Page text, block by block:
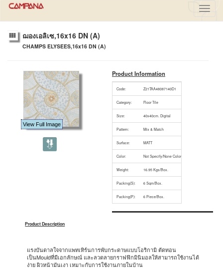
ฌองเอลิเซ,16x16 DN (A)
CHAMPS ELYSEES,16x16 DN (A)
Product Information
Code: Z21TAA48087140D1
Category: Floor Tile
Size: 40x40cm. Digital
Pattern: Mix & Match
Surface: MATT
Color: Not Specify/None Color
Weight: 16.95 Kgs/Box.
Packing(S): 6 Sqm/Box.
Packing(P): 6 Piece/Box.
Product Description
แรงบันดาลใจจากแพทเทิร์นการพับกระดาษแบบโอริกามิ ตัดทอน
เป็นMouldที่มีเอกลักษณ์ และลวดลายกราฟฟิกมินิมอลให้สามารถใช้งานได้
ง่าย ผิวหน้ามันเงา เหมาะกับการใช้งานภายในบ้าน
View Full Image